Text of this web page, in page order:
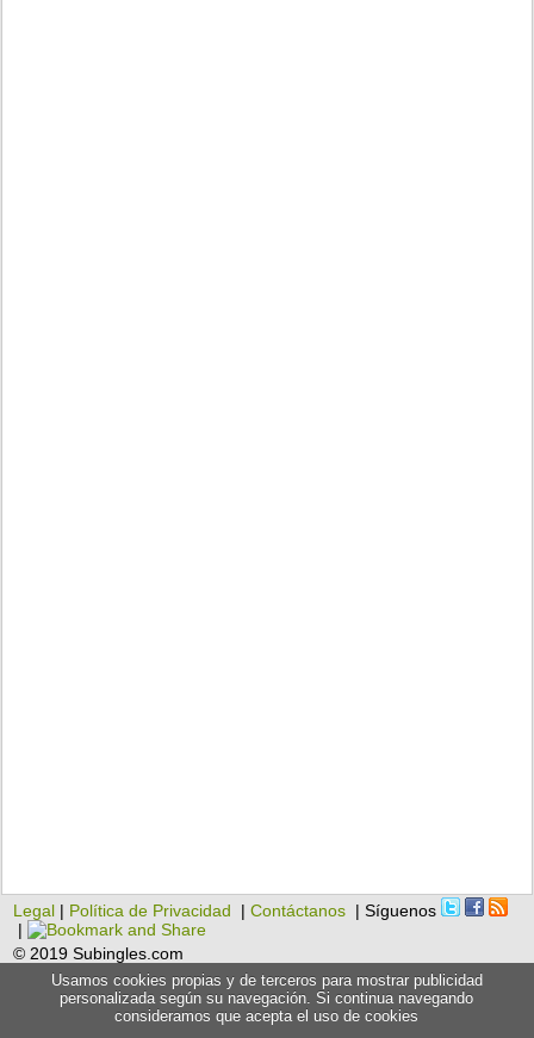
Legal | Política de Privacidad |Contáctanos | Síguenos
|
© 2019 Subingles.com
Usamos cookies propias y de terceros para mostrar publicidad
personalizada según su navegación. Si continua navegando
consideramos que acepta el uso de cookies